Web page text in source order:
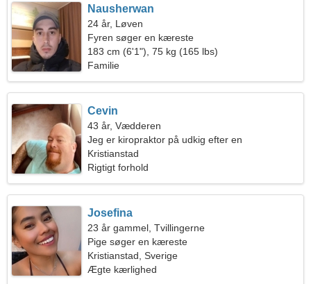
Nausherwan
24 år, Løven
Fyren søger en kæreste
183 cm (6'1"), 75 kg (165 lbs)
Familie
Cevin
43 år, Vædderen
Jeg er kiropraktor på udkig efter en
charmerende kvinde
Kristianstad
Rigtigt forhold
Josefina
23 år gammel, Tvillingerne
Pige søger en kæreste
Kristianstad, Sverige
Ægte kærlighed